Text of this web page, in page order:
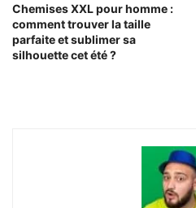
Chemises XXL pour homme :
comment trouver la taille
parfaite et sublimer sa
silhouette cet été ?